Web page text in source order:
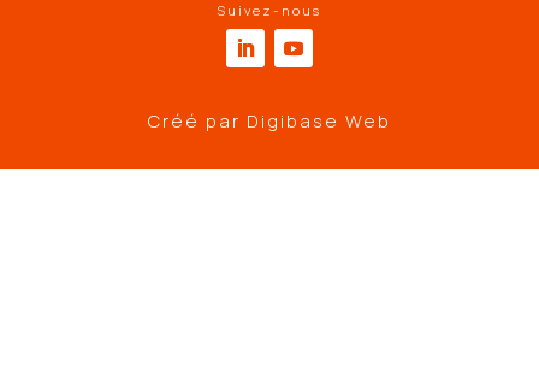
Suivez-nous
Créé par Digibase Web